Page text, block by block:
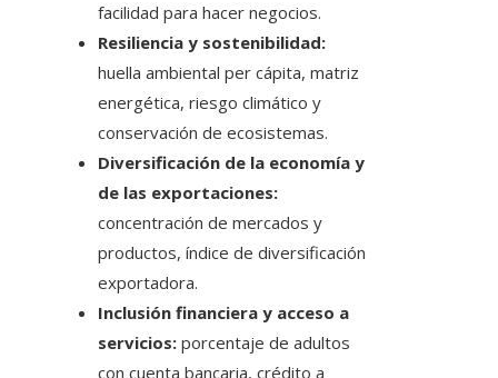
facilidad para hacer negocios.
Resiliencia y sostenibilidad:
huella ambiental per cápita, matriz
energética, riesgo climático y
conservación de ecosistemas.
Diversificación de la economía y
de las exportaciones:
concentración de mercados y
productos, índice de diversificación
exportadora.
Inclusión financiera y acceso a
servicios: porcentaje de adultos
con cuenta bancaria, crédito a